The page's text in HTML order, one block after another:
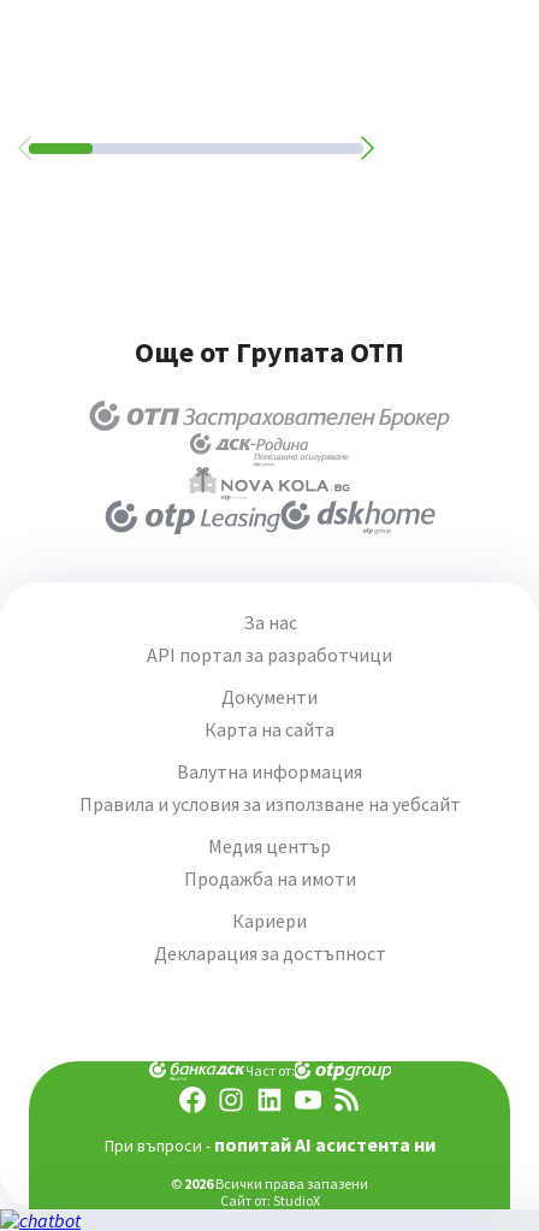
Още от Групата ОТП
За нас
API портал за разработчици
Документи
Карта на сайта
Валутна информация
Правила и условия за използване на уебсайт
Медия център
Продажба на имоти
Кариери
Декларация за достъпност
Част от:
При въпроси - попитай AI асистента ни
© 2026Всички права запазени
Сайт от: StudioX